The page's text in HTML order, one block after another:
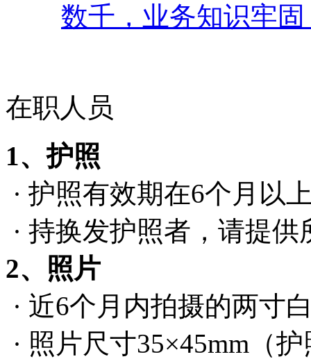
数千，业务知识牢
在职人员
1、护照
· 护照有效期在6个月以
· 持换发护照者，请提
2、照片
· 近6个月内拍摄的两寸
· 照片尺寸35×45mm（